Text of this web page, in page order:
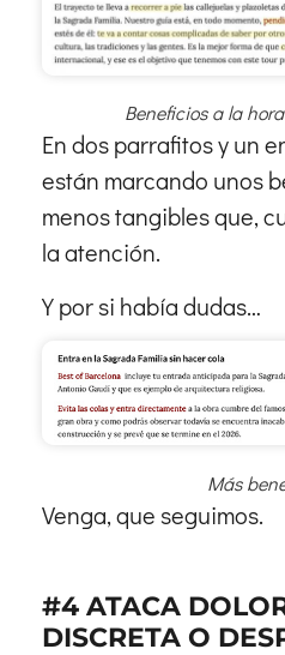
Beneficios a la
En dos parrafitos y un
están marcando unos
menos tangibles que,
la atención.
Y por si había dudas…
Más
Venga, que seguimos.
#4 ATACA
DISCRETA O